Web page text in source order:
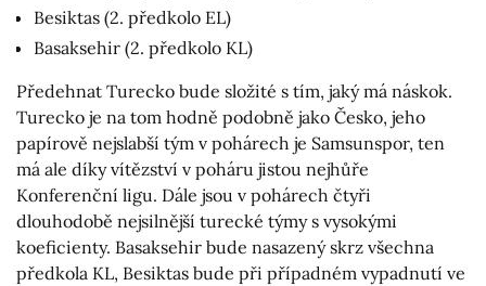
Besiktas (2. předkolo EL)
Basaksehir (2. předkolo KL)
Předehnat Turecko bude složité s tím, jaký má náskok.
Turecko je na tom hodně podobně jako Česko, jeho
papírově nejslabší tým v pohárech je Samsunspor, ten
má ale díky vítězství v poháru jistou nejhůře
Konferenční ligu. Dále jsou v pohárech čtyři
dlouhodobě nejsilnější turecké týmy s vysokými
koeficienty. Basaksehir bude nasazený skrz všechna
předkola KL, Besiktas bude při případném vypadnutí ve